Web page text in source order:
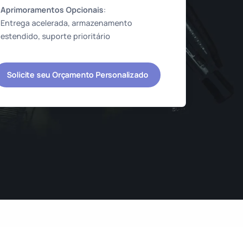
Aprimoramentos Opcionais:
Entrega acelerada, armazenamento
estendido, suporte prioritário
Solicite seu Orçamento Personalizado